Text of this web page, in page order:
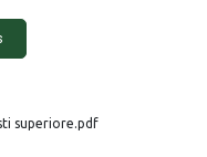
superiore.pdf